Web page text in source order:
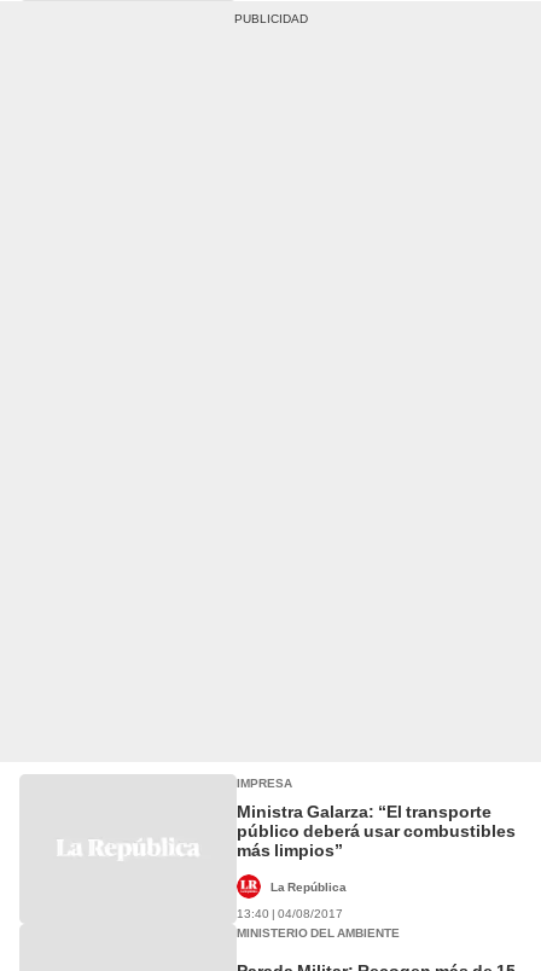
IMPRESA
Ministra Galarza: “El transporte
público deberá usar combustibles
más limpios”
La República
13:40 | 04/08/2017
MINISTERIO DEL AMBIENTE